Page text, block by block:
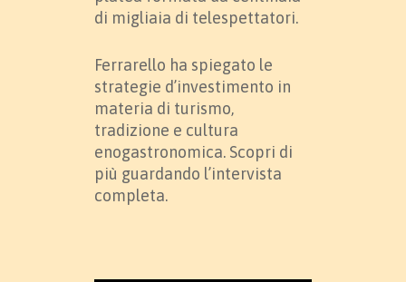
di migliaia di telespettatori.
Ferrarello ha spiegato le
strategie d’investimento in
materia di turismo,
tradizione e cultura
enogastronomica. Scopri di
più guardando l’intervista
completa.